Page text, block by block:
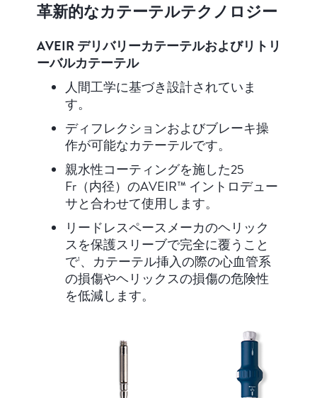
革新的なカテーテルテクノロジー
AVEIR デリバリーカテーテルおよびリトリ
ーバルカテーテル
人間工学に基づき設計されていま
す。
ディフレクションおよびブレーキ操
作が可能なカテーテルです。
親水性コーティングを施した25
Fr（内径）のAVEIR™ イントロデュー
サと合わせて使用します。
リードレスペースメーカのヘリック
スを保護スリーブで完全に覆うこと
で1 、カテーテル挿入の際の心血管系
の損傷やヘリックスの損傷の危険性
を低減します。